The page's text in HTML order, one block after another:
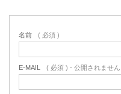
名前 ( 必須 )
E-MAIL ( 必須 ) - 公開されません